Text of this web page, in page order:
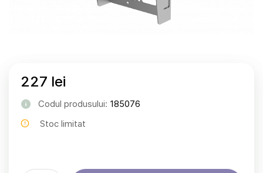
227 lei
Codul produsului: 185076
Stoc limitat